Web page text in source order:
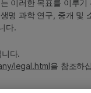
이러한 목표를 이루
명 과학 연구, 중개 및
다.
다.
legal.html을 참조하